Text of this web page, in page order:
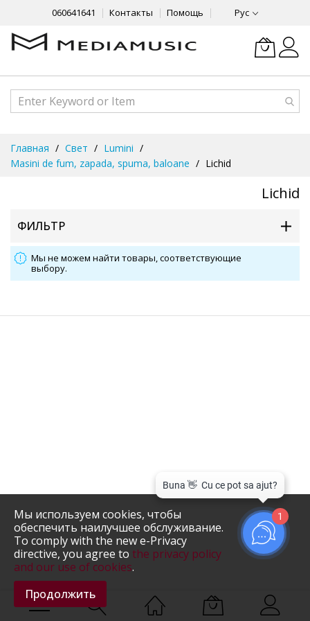
Мы используем cookies, чтобы
обеспечить наилучшее обслуживание.
To comply with the new e-Privacy
directive, you agree to the privacy policy
and our use of cookies.
Продолжить
060641641 Контакты Помощь Рус
Content
Главная Свет
Lumini
Masini de fum, zapada, spuma, baloane
Lichid
Lichid
ФИЛЬТР
Мы не можем найти товары, соответствующие
выбору.
1